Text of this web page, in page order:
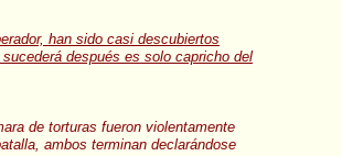
han sido casi descubiertos
después es solo capricho del
de torturas fueron violentamente
ambos terminan declarándose